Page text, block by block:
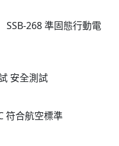
SSB-268 準固態行動電
安全測試
符合航空標準